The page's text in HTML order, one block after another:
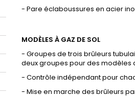
- Pare éclaboussures en acier
MODÈLES À GAZ DE SOL
- Groupes de trois brûleurs
deux groupes pour des modèles
- Contrôle indépendant pour
- Mise en marche des brûleurs